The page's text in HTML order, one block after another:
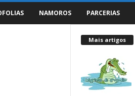
NAMOROS PARCERIAS
Mais artigos